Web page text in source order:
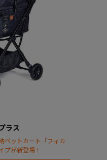
ラス
ペットカート「フィカ
プが新登場！